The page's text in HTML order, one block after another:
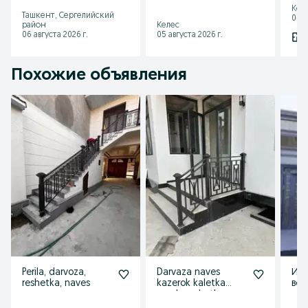
reshyotka
Ташкент, Сергелийский
район
06 августа 2026 г.
Келес
05 августа 2026 г.
05
Похожие объявления
Perila, darvoza,
reshetka, naves
Darvaza naves
kazerok kaletka
perela reshotka